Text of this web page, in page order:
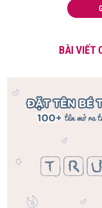
BÀI VIẾT